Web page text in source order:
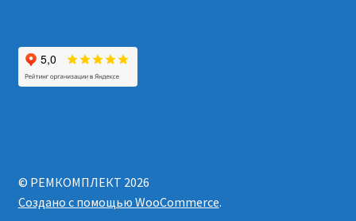
© РЕМКОМПЛЕКТ 2026
Создано с помощью WooCommerce.